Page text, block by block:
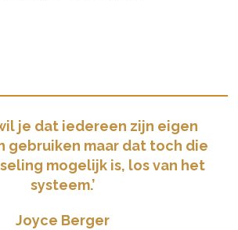
je dat iedereen zijn eigen
gebruiken maar dat toch die
mogelijk is, los van het
systeem.’
Joyce Berger